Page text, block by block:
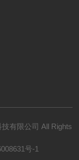
有限公司 All Rights
号-1